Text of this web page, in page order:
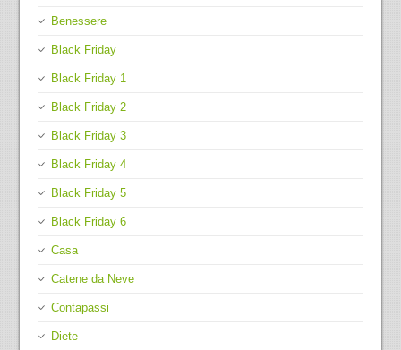
Benessere
Black Friday
Black Friday 1
Black Friday 2
Black Friday 3
Black Friday 4
Black Friday 5
Black Friday 6
Casa
Catene da Neve
Contapassi
Diete